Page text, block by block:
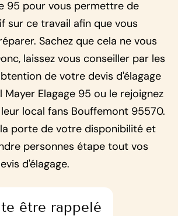
95 pour vous permettre de
sur ce travail afin que vous
Sachez que cela ne vous
laissez vous conseiller par les
de votre devis d'élagage
Elagage 95 ou le rejoignez
local fans Bouffemont 95570.
porte de votre disponibilité et
personnes étape tout vos
d'élagage.
être rappelé